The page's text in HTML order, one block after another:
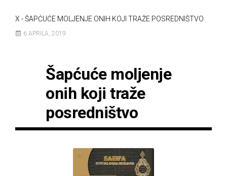
X - ŠAPĆUĆE MOLJENJE ONIH KOJI TRAŽE POSREDNIŠTVO
6 APRILA, 2019
Šapćuće moljenje
onih koji traže
posredništvo